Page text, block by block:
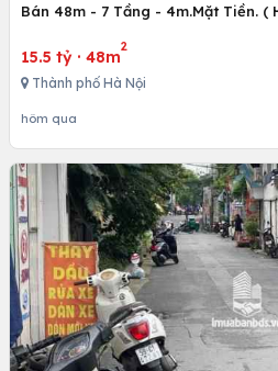
Bán 48m - 7 Tầng - 4m.Mặt Tiền. (
15.5 tỷ · 48m
2
Thành phố Hà Nội
hôm qua